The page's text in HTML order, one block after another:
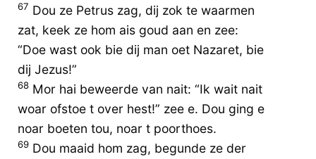
67 Dou ze Petrus zag, dij zok te waarmen
zat, keek ze hom ais goud aan en zee:
“Doe wast ook bie dij man oet Nazaret, bie
dij Jezus!”
68 Mor hai beweerde van nait: “Ik wait nait
woar ofstoe t over hest!” zee e. Dou ging e
noar boeten tou, noar t poorthoes.
69 Dou maaid hom zag, begunde ze der